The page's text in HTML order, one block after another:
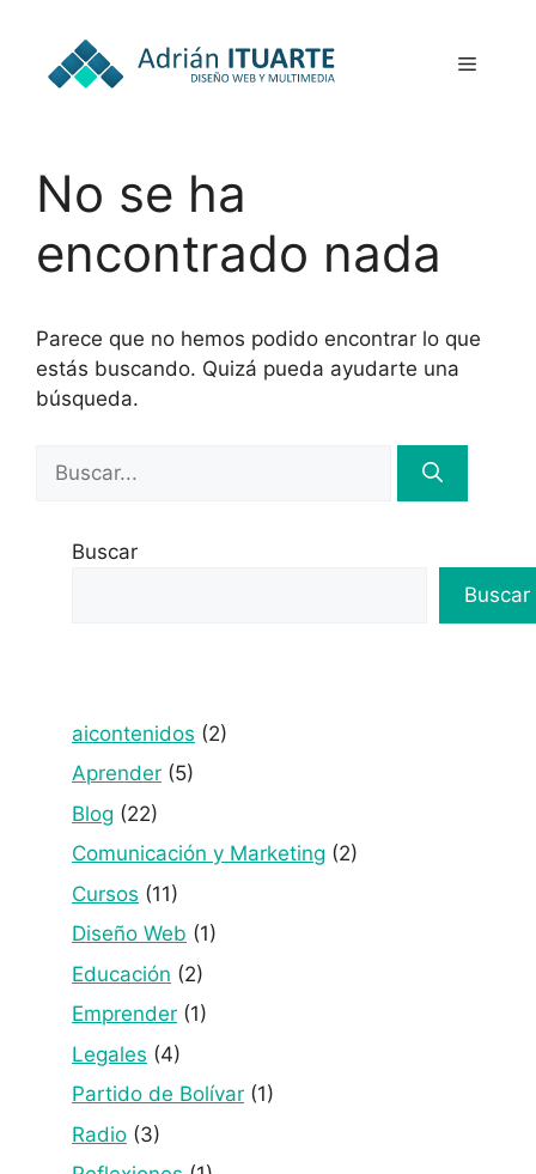
contenido
Menú
No se ha
encontrado nada
Parece que no hemos podido encontrar lo que
estás buscando. Quizá pueda ayudarte una
búsqueda.
Buscar
Buscar
aicontenidos (2)
Aprender (5)
Blog (22)
Comunicación y Marketing (2)
Cursos (11)
Diseño Web (1)
Educación (2)
Emprender (1)
Legales (4)
Partido de Bolívar (1)
Radio (3)